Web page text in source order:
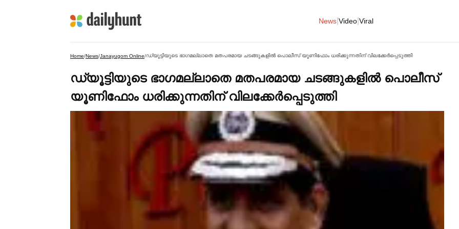
News Video Viral
Home/News/Janayugom Online/ഡ്യൂട്ടിയുടെ ഭാഗമല്ലാതെ മതപരമായ ചടങ്ങുകളില്‍ പൊലീസ് യൂണിഫോം ധരിക്കുന്നതിന് വിലക്കേര്‍പ്പെടുത്തി
ഡ്യൂട്ടിയുടെ ഭാഗമല്ലാതെ മതപരമായ ചടങ്ങുകളില്‍ പൊലീസ്
യൂണിഫോം ധരിക്കുന്നതിന് വിലക്കേര്‍പ്പെടുത്തി